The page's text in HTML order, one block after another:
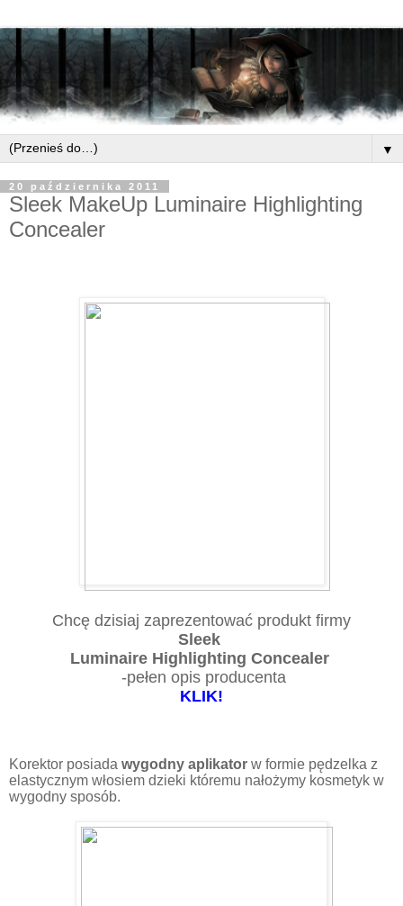
▼
20 października 2011
Sleek MakeUp Luminaire Highlighting
Concealer
Chcę dzisiaj zaprezentować produkt firmy
Sleek
Luminaire Highlighting Concealer
-pełen opis producenta
KLIK!
Korektor posiada wygodny aplikator w formie pędzelka z
elastycznym włosiem dzieki któremu nałożymy kosmetyk w
wygodny sposób.